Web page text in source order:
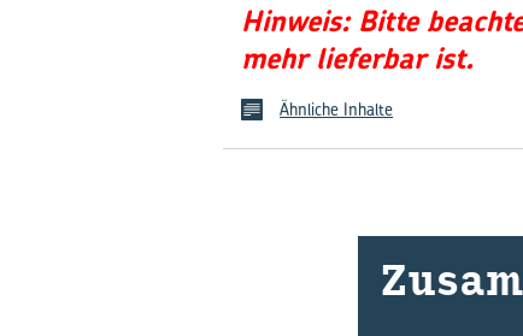
Hinweis: Bitte
mehr lieferbar ist.
Ähnliche Inhalte